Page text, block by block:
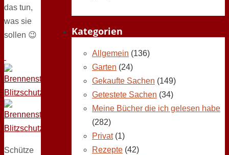
das tun,
was sie
sollen 😉
Schütze
Kategorien
Allgemein (136)
Garten (24)
Gekaufte Sachen (149)
Getestete Sachen (34)
Meine Bücher die ich gelesen habe
(282)
Privat(1)
Rezepte (42)